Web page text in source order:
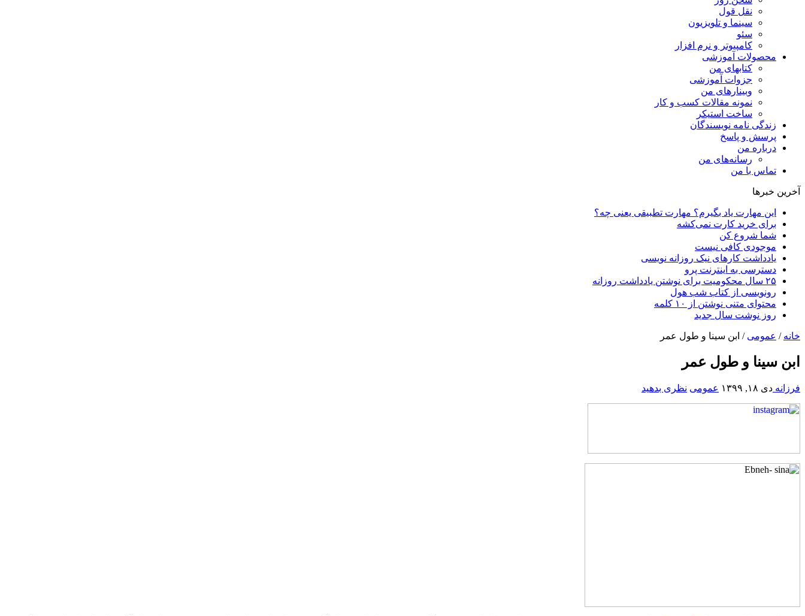
نقل قول
سینما و تلویزیون
سئو
کامپیوتر و نرم افزار
محصولات آموزشی
کتابهای من
جزوات آموزشی
وبینارهای من
نمونه مقالات کسب و کار
ساخت استیکر
زندگی نامه نویسندگان
پرسش و پاسخ
درباره من
رسانه‌ها‌ی من
تماس با من
آخرین خبرها
این مهارت یاد بگیرم؟ مهارت تطبیقی یعنی چه؟
برای خرید کارت نمی‌‌کشه
شما شروع کن
موجودی کافی نیست
یادداشت کارهای نیک روزانه نویسی
دسترسی به اینترنت پرو
۲۵ سال محکومیت برای نوشتن یادداشت روزانه
رونویسی از کتاب شب هول
محتوای متنی نوشتن از ۱۰ کلمه
روز نوشت سال جدید
خانه / عمومی / ابن سینا و طول عمر
ابن سینا و طول عمر
فرزانه دی ۱۸, ۱۳۹۹ عمومی نظری بدهید